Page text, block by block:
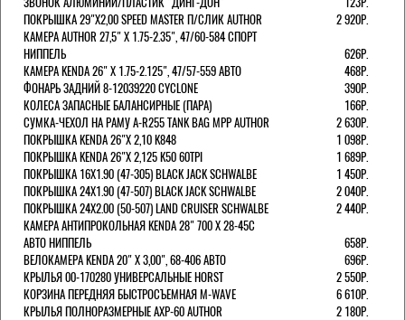
ПОКРЫШКА 29"Х2,00 SPEED MASTER П/СЛИК AUTHOR
2 920Р.
КАМЕРА AUTHOR 27,5" Х 1.75-2.35", 47/60-584 СПОРТ
НИППЕЛЬ
626Р.
КАМЕРА KENDA 26" Х 1.75-2.125", 47/57-559 АВТО
468Р.
ФОНАРЬ ЗАДНИЙ 8-12039220 CYCLONE
390Р.
КОЛЕСА ЗАПАСНЫЕ БАЛАНСИРНЫЕ (ПАРА)
166Р.
CУМКА-ЧЕХОЛ НА РАМУ A-R255 TANK BAG MPP AUTHOR
2 630Р.
ПОКРЫШКА KENDA 26"Х 2,10 K848
1 098Р.
ПОКРЫШКА KENDA 26"Х 2,125 K50 60TPI
1 689Р.
ПОКРЫШКА 16X1.90 (47-305) BLACK JACK SCHWALBE
1 450Р.
ПОКРЫШКА 24X1.90 (47-507) BLACK JACK SCHWALBE
2 040Р.
ПОКРЫШКА 24X2.00 (50-507) LAND CRUISER SCHWALBE
2 440Р.
КАМЕРА АНТИПРОКОЛЬНАЯ KENDA 28" 700 Х 28-45C
АВТО НИППЕЛЬ
658Р.
ВЕЛОКАМЕРА KENDA 20" Х 3,00", 68-406 АВТО
696Р.
КРЫЛЬЯ 00-170280 УНИВЕРСАЛЬНЫЕ HORST
2 550Р.
КОРЗИНА ПЕРЕДНЯЯ БЫСТРОСЪЕМНАЯ M-WAVE
6 610Р.
КРЫЛЬЯ ПОЛНОРАЗМЕРНЫЕ AXP-60 AUTHOR
2 180Р.